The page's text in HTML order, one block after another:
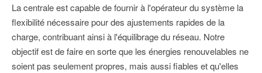
La centrale est capable de fournir à l'opérateur du système la
flexibilité nécessaire pour des ajustements rapides de la
charge, contribuant ainsi à l'équilibrage du réseau. Notre
objectif est de faire en sorte que les énergies renouvelables ne
soient pas seulement propres, mais aussi fiables et qu'elles